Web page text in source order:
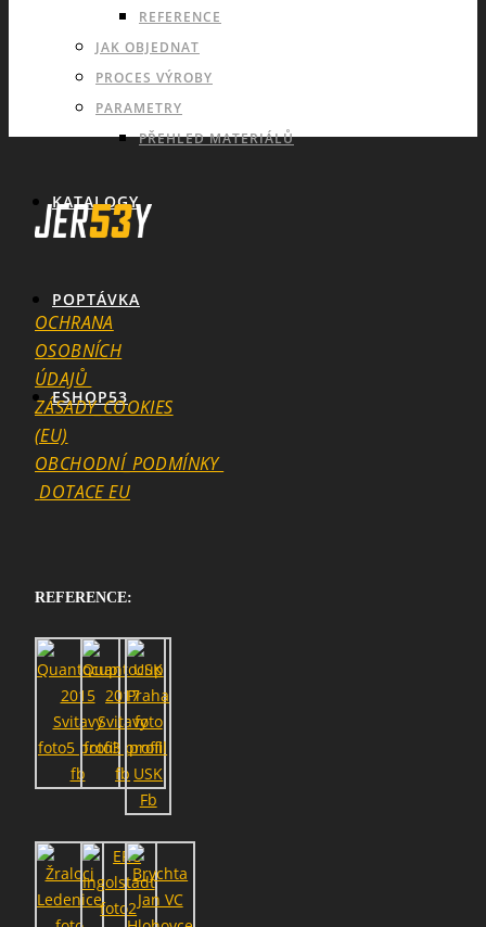
REFERENCE
JAK OBJEDNAT
PROCES VÝROBY
PARAMETRY
PŘEHLED MATERIÁLŮ
KATALOGY
POPTÁVKA
ESHOP53
OCHRANA
OSOBNÍCH
ÚDAJŮ
ZÁSADY_COOKIES
(EU)
OBCHODNÍ_PODMÍNKY
DOTACE EU
REFERENCE: